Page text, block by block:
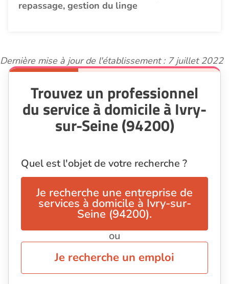
repassage, gestion du linge
Dernière mise à jour de l'établissement : 7 juillet 2022
Trouvez un professionnel
du service à domicile à Ivry-
sur-Seine (94200)
Quel est l'objet de votre recherche ?
Je recherche une entreprise de
services à domicile à Ivry-sur-
Seine (94200).
ou
Je recherche un emploi